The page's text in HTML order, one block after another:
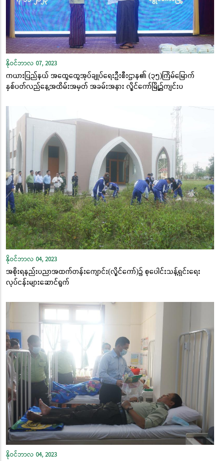
နိုဝင်ဘာလ 07, 2023
ကယားပြည်နယ် အထွေထွေအုပ်ချုပ်ရေးဦးစီးဌာန၏ (၃၅)ကြိမ်မြောက်
နှစ်ပတ်လည်နေ့အထိမ်းအမှတ် အခမ်းအနား လွိုင်ကော်မြို့၌ကျင်းပ
နိုဝင်ဘာလ 04, 2023
အစိုးရနည်းပညာအထက်တန်းကျောင်း(လွိုင်ကော်)၌ စုပေါင်းသန့်ရှင်းရေး
လုပ်ငန်းများဆောင်ရွက်
နိုဝင်ဘာလ 04, 2023